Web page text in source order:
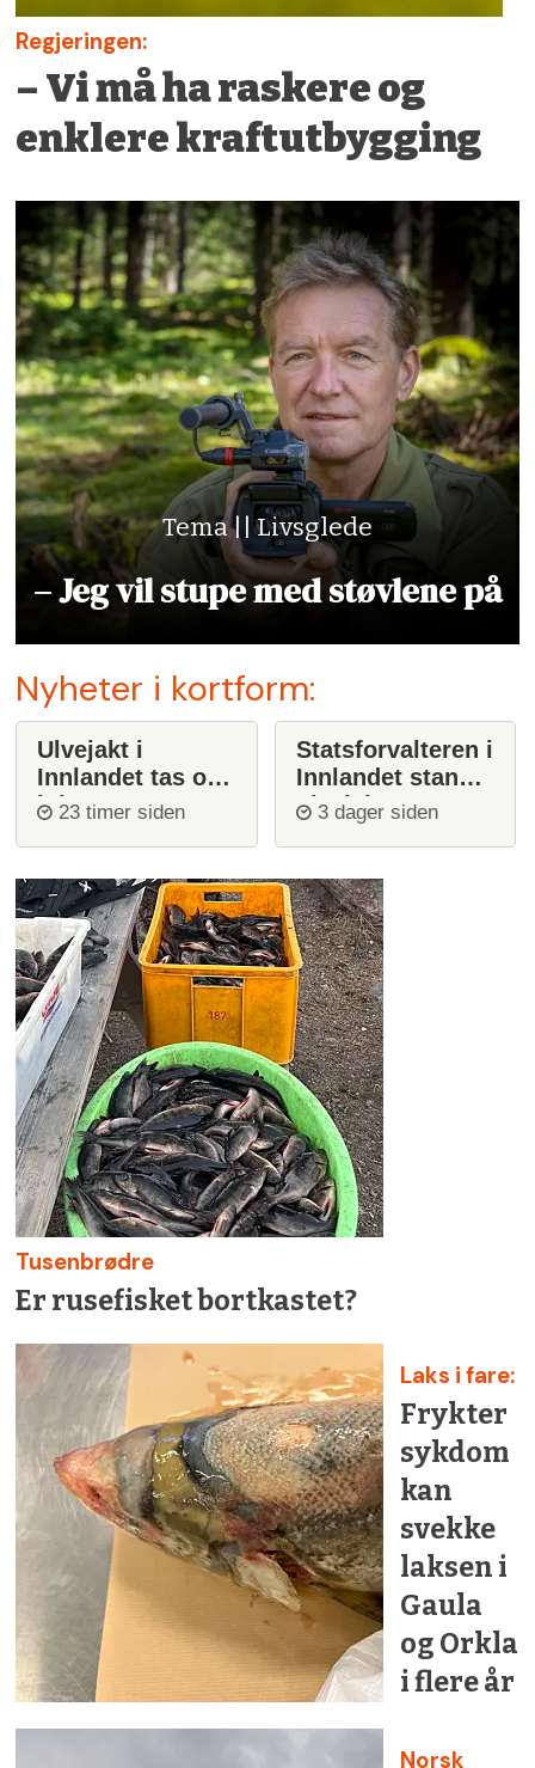
Regjeringen:
– Vi må ha raskere og
enklere kraftutbygging
Tema || Livsglede
– Jeg vil stupe med støvlene på
Nyheter i kortform:
Ulvejakt i
Innlandet tas opp
igjen
23 timer siden
Statsforvalteren i
Innlandet stanser
ulvejakt
3 dager siden
Tusenbrødre
Er rusefisket bortkastet?
Laks i fare:
Frykter
sykdom
kan
svekke
laksen i
Gaula
og Orkla
i flere år
Norsk